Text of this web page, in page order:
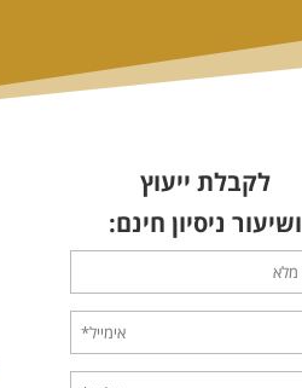
לקבלת ייעוץ
ושיעור ניסיון חינם: